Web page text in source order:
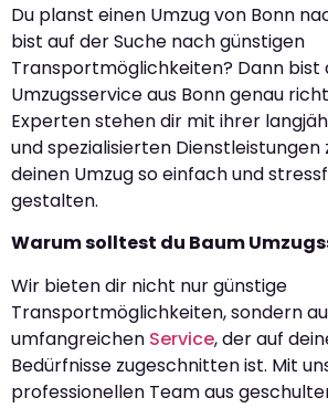
Du planst einen Umzug von Bonn
bist auf der Suche nach günstigen
Transportmöglichkeiten? Dann bist
Umzugsservice aus Bonn genau
Experten stehen dir mit ihrer
und spezialisierten Dienstleistungen
deinen Umzug so einfach und
gestalten.
Warum solltest du Baum
Wir bieten dir nicht nur günstige
Transportmöglichkeiten, sondern
umfangreichen Service, der auf
Bedürfnisse zugeschnitten ist. Mit
professionellen Team aus